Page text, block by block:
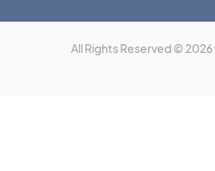
All Rights Reserved ©